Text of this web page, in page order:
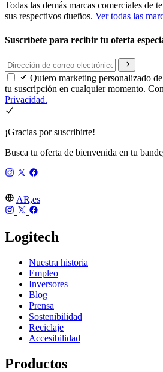
Todas las demás marcas comerciales de
sus respectivos dueños. Ver todas las
Suscríbete para recibir tu oferta
Quiero marketing personalizado
tu suscripción en cualquier momento.
Privacidad.
¡Gracias por suscribirte!
Busca tu oferta de bienvenida en tu
AR,es
Logitech
Nuestra historia
Empleo
Inversores
Blog
Prensa
Sostenibilidad
Reciclaje
Accesibilidad
Productos